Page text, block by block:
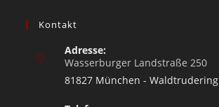
Kontakt
Adresse:
Wasserburger Landstraße 250
81827 München - Waldtrudering